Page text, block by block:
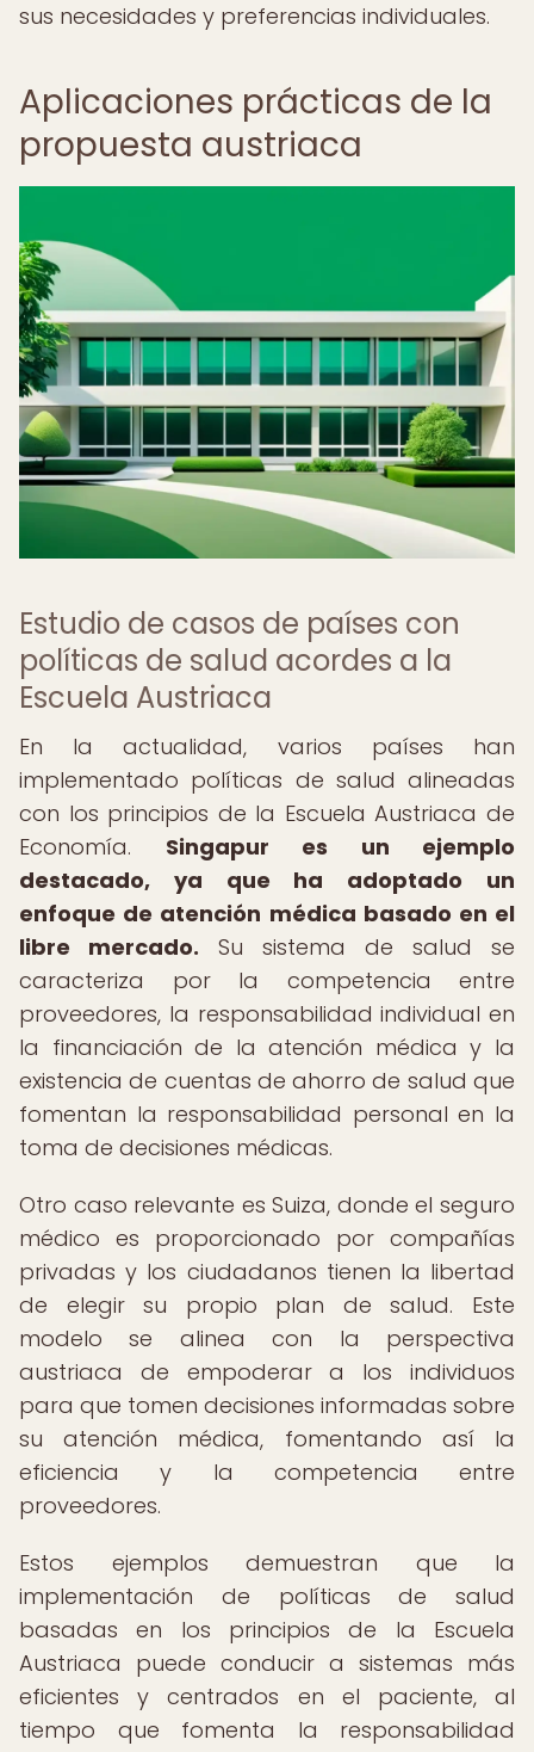
sus necesidades y preferencias individuales.
Aplicaciones prácticas de la
propuesta austriaca
Estudio de casos de países con
políticas de salud acordes a la
Escuela Austriaca
En la actualidad, varios países han
implementado políticas de salud alineadas
con los principios de la Escuela Austriaca de
Economía. Singapur es un ejemplo
destacado, ya que ha adoptado un
enfoque de atención médica basado en el
libre mercado. Su sistema de salud se
caracteriza por la competencia entre
proveedores, la responsabilidad individual en
la financiación de la atención médica y la
existencia de cuentas de ahorro de salud que
fomentan la responsabilidad personal en la
toma de decisiones médicas.
Otro caso relevante es Suiza, donde el seguro
médico es proporcionado por compañías
privadas y los ciudadanos tienen la libertad
de elegir su propio plan de salud. Este
modelo se alinea con la perspectiva
austriaca de empoderar a los individuos
para que tomen decisiones informadas sobre
su atención médica, fomentando así la
eficiencia y la competencia entre
proveedores.
Estos ejemplos demuestran que la
implementación de políticas de salud
basadas en los principios de la Escuela
Austriaca puede conducir a sistemas más
eficientes y centrados en el paciente, al
tiempo que fomenta la responsabilidad